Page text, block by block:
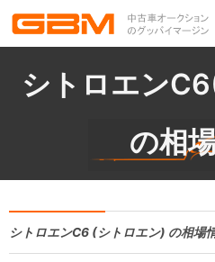
シトロエン
の相
シトロエンC6 (シトロエン) の相場